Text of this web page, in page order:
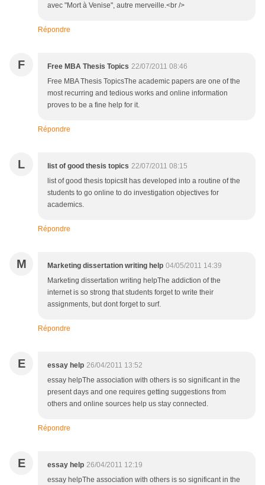
avec "Mort à Venise", autre merveille.<br />
Répondre
F Free MBA Thesis Topics 22/07/2011 08:46
Free MBA Thesis TopicsThe academic papers are one of the
most recurring and tedious works and online information
proves to be a fine help for it.
Répondre
L list of good thesis topics 22/07/2011 08:15
list of good thesis topicsIt has developed into a routine of the
students to go online to do investigation objectives for
academics.
Répondre
M Marketing dissertation writing help 04/05/2011 14:39
Marketing dissertation writing helpThe addiction of the
internet is so strong that students forget to write their
assignments, but dont forget to surf.
Répondre
E essay help 26/04/2011 13:52
essay helpThe association with others is so significant in the
present days and one requires getting suggestions from
others and online sources help us stay connected.
Répondre
E essay help 26/04/2011 12:19
essay helpThe association with others is so significant in the